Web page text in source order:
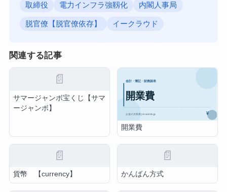
取締役 電力インフラ強靱化 内閣人事局
脱官僚【脱官僚依存】 イークラウド
関連する記事
📄
サマージャンボ宝くじ【サマ
ージャンボ】
開業費
📄
貨幣 【currency】
📄
かんばん方式